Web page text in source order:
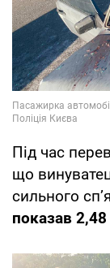
Під час
що
сильного
показав